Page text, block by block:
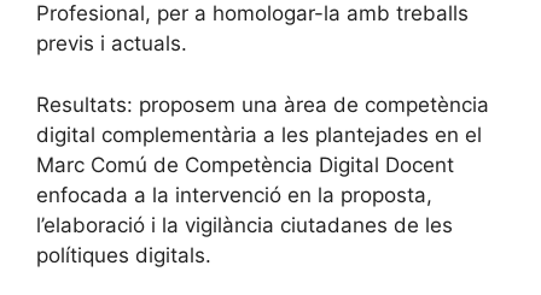
Profesional, per a homologar-la amb treballs
previs i actuals.
Resultats: proposem una àrea de competència
digital complementària a les plantejades en el
Marc Comú de Competència Digital Docent
enfocada a la intervenció en la proposta,
l’elaboració i la vigilància ciutadanes de les
polítiques digitals.